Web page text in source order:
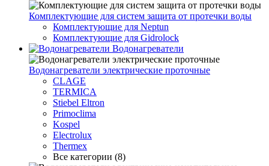
Комплектующие для систем защита от протечки воды
Комплектующие для Neptun
Комплектующие для Gidrolock
Водонагреватели
Водонагреватeли электрические проточные
CLAGE
TERMICA
Stiebel Eltron
Primoclima
Kospel
Electrolux
Thermex
Все категории (8)